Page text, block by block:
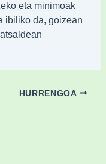
eta minimoak
ibiliko da, goizean
HURRENGOA